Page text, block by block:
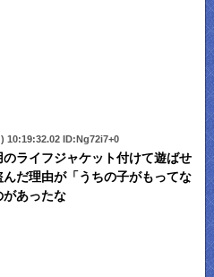
10:19:32.02 ID:Ng72i7+0
ライフジャケット付けて遊ばせ
だ理由が「うちの子がもってな
があったな